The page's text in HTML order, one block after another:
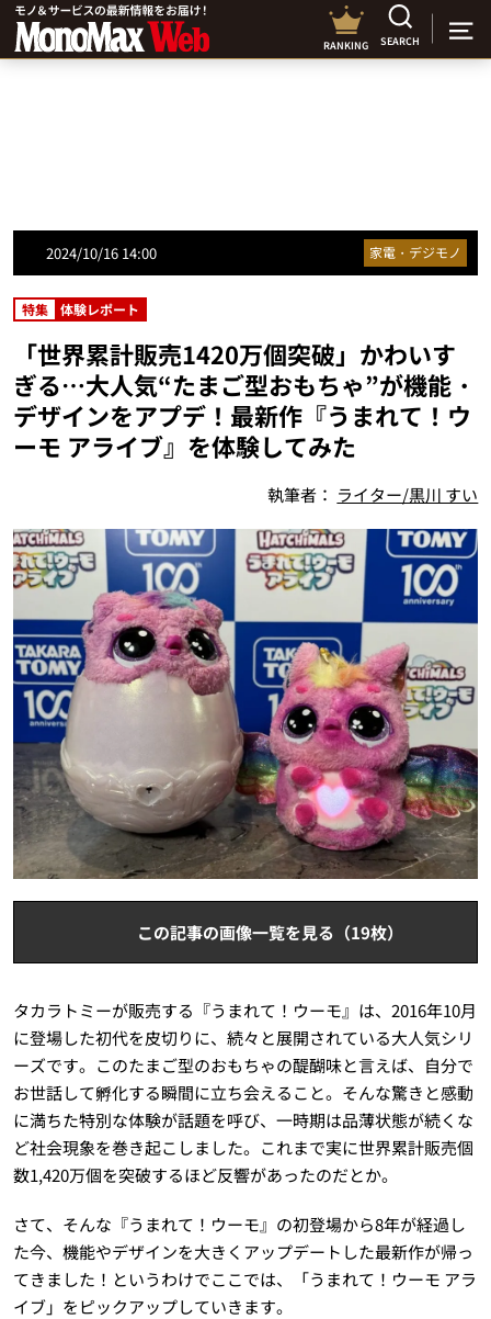
RANKING SEARCH
2024/10/16 14:00 家電・デジモノ
特集 体験レポート
「世界累計販売1420万個突破」かわいす
ぎる…大人気“たまご型おもちゃ”が機能・
デザインをアプデ！最新作『うまれて！ウ
ーモ アライブ』を体験してみた
執筆者： ライター/黒川 すい
この記事の画像一覧を見る（19枚）
タカラトミーが販売する『うまれて！ウーモ』は、2016年10月
に登場した初代を皮切りに、続々と展開されている大人気シリ
ーズです。このたまご型のおもちゃの醍醐味と言えば、自分で
お世話して孵化する瞬間に立ち会えること。そんな驚きと感動
に満ちた特別な体験が話題を呼び、一時期は品薄状態が続くな
ど社会現象を巻き起こしました。これまで実に世界累計販売個
数1,420万個を突破するほど反響があったのだとか。
さて、そんな『うまれて！ウーモ』の初登場から8年が経過し
た今、機能やデザインを大きくアップデートした最新作が帰っ
てきました！というわけでここでは、「うまれて！ウーモ アラ
イブ」をピックアップしていきます。